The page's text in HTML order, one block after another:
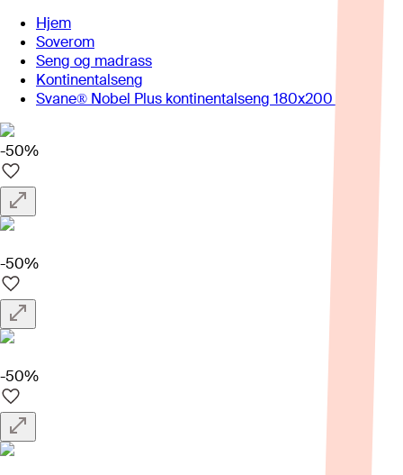
Hjem
Soverom
Seng og madrass
Kontinentalseng
Svane® Nobel Plus kontinentalseng 180x200 cm
-50%
-50%
-50%